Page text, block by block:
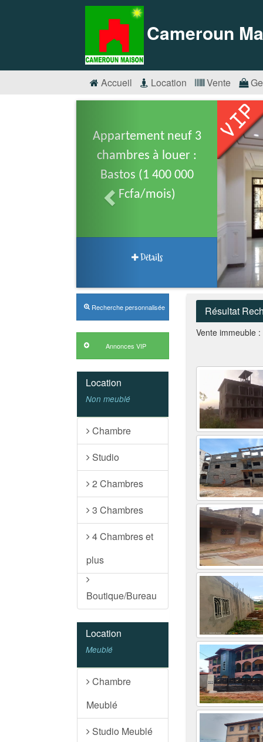
Cameroun
Accueil Location Vente
Appartement neuf 3
chambres à louer :
Bastos (1 400 000
Fcfa/mois)
Détails
Recherche personnalisée
Location
Non meublé
Chambre
Studio
2 Chambres
3 Chambres
4 Chambres et
plus
Boutique/Bureau
Location
Meublé
Chambre
Meublé
Studio Meublé
Résultat
Vente immeuble :